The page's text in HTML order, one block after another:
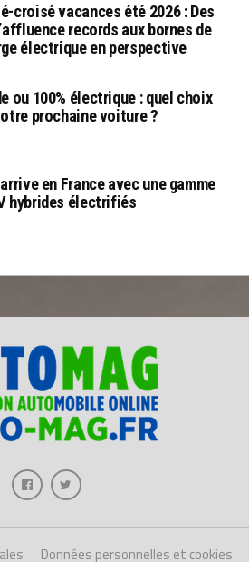
croisé vacances été 2026 : Des
records aux bornes de
électrique en perspective
ou 100% électrique : quel choix
prochaine voiture ?
en France avec une gamme
hybrides électrifiés
Données personnelles et cookies